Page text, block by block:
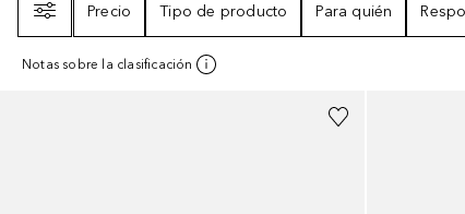
Precio
Tipo de producto Para quién
Notas sobre la clasificación